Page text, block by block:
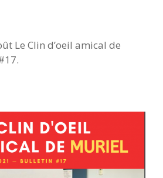
Le Clin d’oeil amical de